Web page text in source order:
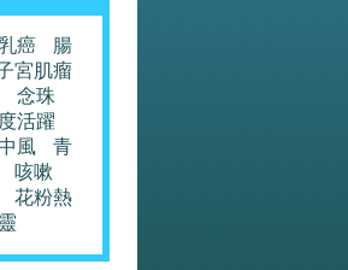
癌
腸
宮肌瘤
念珠
活躍
風
青
咳嗽
花粉熱